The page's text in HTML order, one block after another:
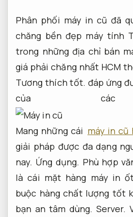
Phân phối máy in cũ đã
chăng bền đẹp máy tính
trong những địa chỉ bán
giá phải chăng nhất HCM
Tương thích tốt. đáp ứng
của
Mang những cái máy in cũ
giải pháp được đa dạng
nay. Ứng dụng. Phù hợp
là cái mặt hàng máy in
buộc hàng chất lượng tốt
bạn an tâm dùng. Server.